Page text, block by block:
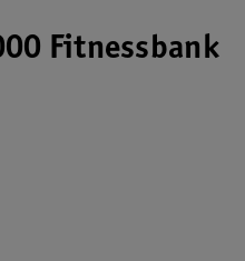
Fitnessbank